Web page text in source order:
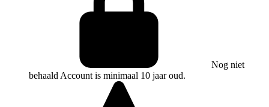
Nog niet
behaald Account is minimaal 10 jaar oud.